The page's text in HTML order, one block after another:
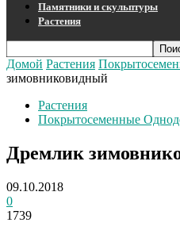
Памятники и скульптуры
Растения
Домой Растения
зимовниковидный
Растения
Покрытосеменные
Дремлик
09.10.2018
0
1739